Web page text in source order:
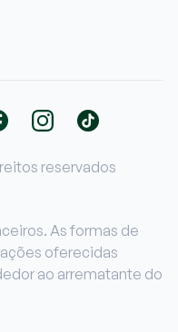
reservados
As formas de
oferecidas
ao arrematante do